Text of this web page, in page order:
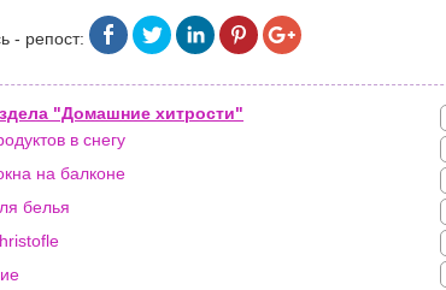
- репост:
"Домашние хитрости"
в снегу
на балконе
белья